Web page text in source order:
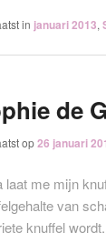
in januari 2013,
de
op26 januari
laat me mijn
van
knuffel